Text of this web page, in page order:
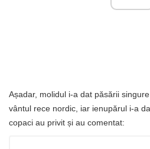
Așadar, molidul i-a dat păsării
vântul rece nordic, iar ienupărul i-a
copaci au privit și au comentat: